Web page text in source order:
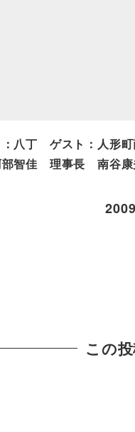
八丁
智佳
ゲスト：人形
理事長 南谷康
この